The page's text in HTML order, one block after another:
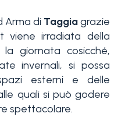
Arma di Taggiagrazie
viene irradiata della
giornata cosicché,
invernali, si possa
esterni e delle
quali si può godere
spettacolare.